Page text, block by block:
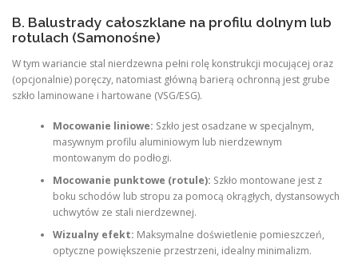
B. Balustrady całoszklane na profilu dolnym lub
rotulach (Samonośne)
W tym wariancie stal nierdzewna pełni rolę konstrukcji mocującej oraz
(opcjonalnie) poręczy, natomiast główną barierą ochronną jest grube
szkło laminowane i hartowane (VSG/ESG).
Mocowanie liniowe: Szkło jest osadzane w specjalnym,
masywnym profilu aluminiowym lub nierdzewnym
montowanym do podłogi.
Mocowanie punktowe (rotule): Szkło montowane jest z
boku schodów lub stropu za pomocą okrągłych, dystansowych
uchwytów ze stali nierdzewnej.
Wizualny efekt: Maksymalne doświetlenie pomieszczeń,
optyczne powiększenie przestrzeni, idealny minimalizm.